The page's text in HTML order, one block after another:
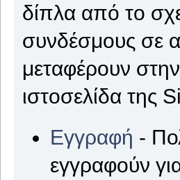
δίπλα από το
συνδέσμους σε
μεταφέρουν
ιστοσελίδα της
Εγγραφή -
εγγραφούν